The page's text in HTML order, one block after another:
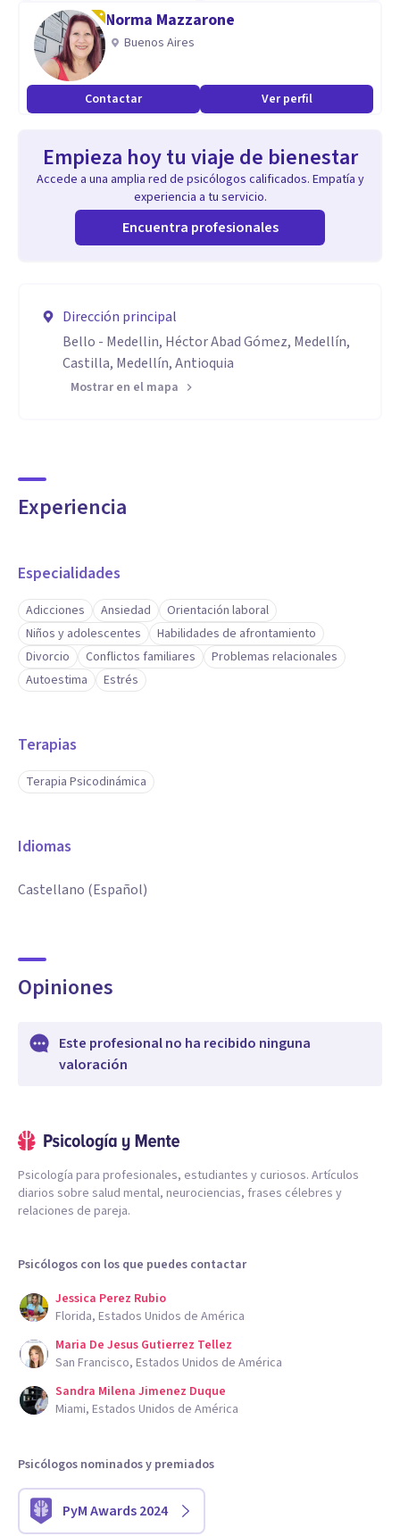
Norma Mazzarone
Buenos Aires
Contactar Ver perfil
Empieza hoy tu viaje de bienestar
Accede a una amplia red de psicólogos calificados. Empatía y
experiencia a tu servicio.
Encuentra profesionales
Dirección principal
Bello - Medellin, Héctor Abad Gómez, Medellín,
Castilla, Medellín, Antioquia
Mostrar en el mapa
Experiencia
Especialidades
Adicciones Ansiedad
Orientación laboral
Niños y adolescentes
Habilidades de afrontamiento
Divorcio
Conflictos familiares
Problemas relacionales
Autoestima
Estrés
Terapias
Terapia Psicodinámica
Idiomas
Castellano (Español)
Opiniones
Este profesional no ha recibido ninguna
valoración
Psicología para profesionales, estudiantes y curiosos. Artículos
diarios sobre salud mental, neurociencias, frases célebres y
relaciones de pareja.
Psicólogos con los que puedes contactar
Jessica Perez Rubio
Florida, Estados Unidos de América
Maria De Jesus Gutierrez Tellez
San Francisco, Estados Unidos de América
Sandra Milena Jimenez Duque
Miami, Estados Unidos de América
Psicólogos nominados y premiados
PyM Awards 2024